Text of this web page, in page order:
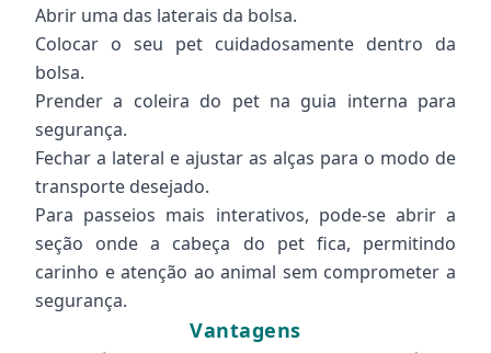
Abrir uma das laterais da bolsa.
Colocar o seu pet cuidadosamente dentro da
bolsa.
Prender a coleira do pet na guia interna para
segurança.
Fechar a lateral e ajustar as alças para o modo de
transporte desejado.
Para passeios mais interativos, pode-se abrir a
seção onde a cabeça do pet fica, permitindo
carinho e atenção ao animal sem comprometer a
segurança.
Vantagens